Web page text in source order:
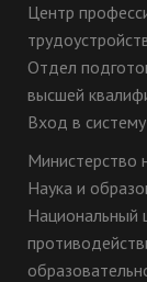
Центр
Отдел
высшей
Вход в
Министерство
Наука и
Национальный